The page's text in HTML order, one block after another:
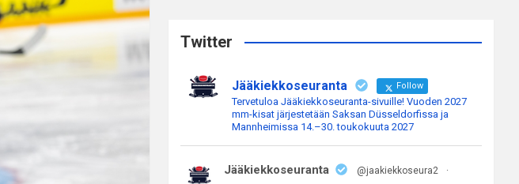
c
Twitter
Jääkiekkoseuranta Follow
Tervetuloa Jääkiekkoseuranta-sivuille! Vuoden 2027
mm-kisat järjestetään Saksan Düsseldorfissa ja
Mannheimissa 14.–30. toukokuuta 2027
Jääkiekkoseuranta @jaakiekkoseura2
·